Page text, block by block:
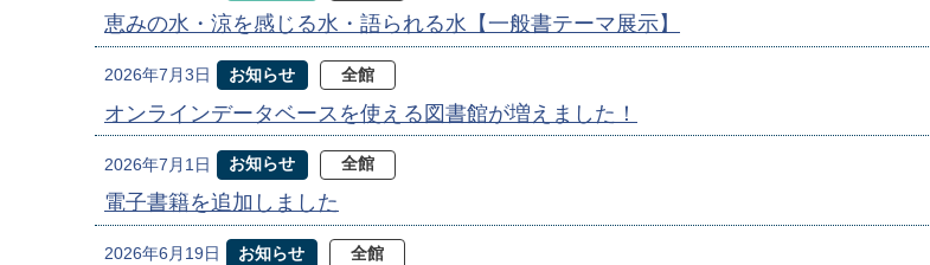
恵みの水・涼を感じる水・語られる水【一般書テーマ展示】
2026年7月3日 お知らせ 全館
オンラインデータベースを使える図書館が増えました！
2026年7月1日 お知らせ 全館
電子書籍を追加しました
2026年6月19日 お知らせ 全館